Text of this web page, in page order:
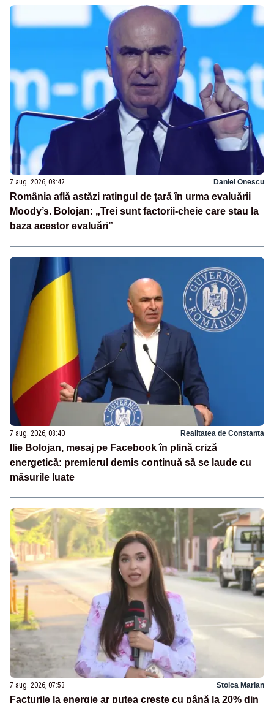
7 aug. 2026, 08:42 Daniel Onescu
România află astăzi ratingul de țară în urma evaluării
Moody’s. Bolojan: „Trei sunt factorii-cheie care stau la
baza acestor evaluări”
7 aug. 2026, 08:40 Realitatea de Constanta
Ilie Bolojan, mesaj pe Facebook în plină criză
energetică: premierul demis continuă să se laude cu
măsurile luate
7 aug. 2026, 07:53 Stoica Marian
Facturile la energie ar putea crește cu până la 20% din